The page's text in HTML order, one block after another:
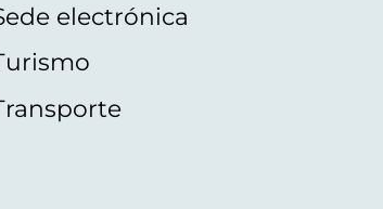
electrónica